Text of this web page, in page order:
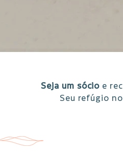
Seja um sócio e
Seu refúgio